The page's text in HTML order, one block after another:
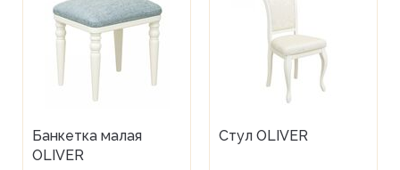
Банкетка малая
OLIVER
Стул OLIVER